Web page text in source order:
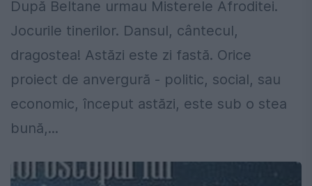
După Beltane urmau Misterele Afroditei.
Jocurile tinerilor. Dansul, cântecul,
dragostea! Astăzi este zi fastă. Orice
proiect de anvergură - politic, social, sau
economic, început astăzi, este sub o stea
bună,...